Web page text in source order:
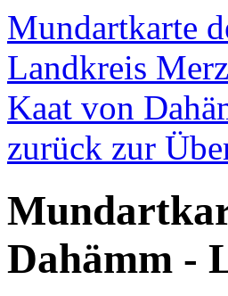
Mundartkarte
Landkreis
Kaat von
zurück zur
Dahämm -